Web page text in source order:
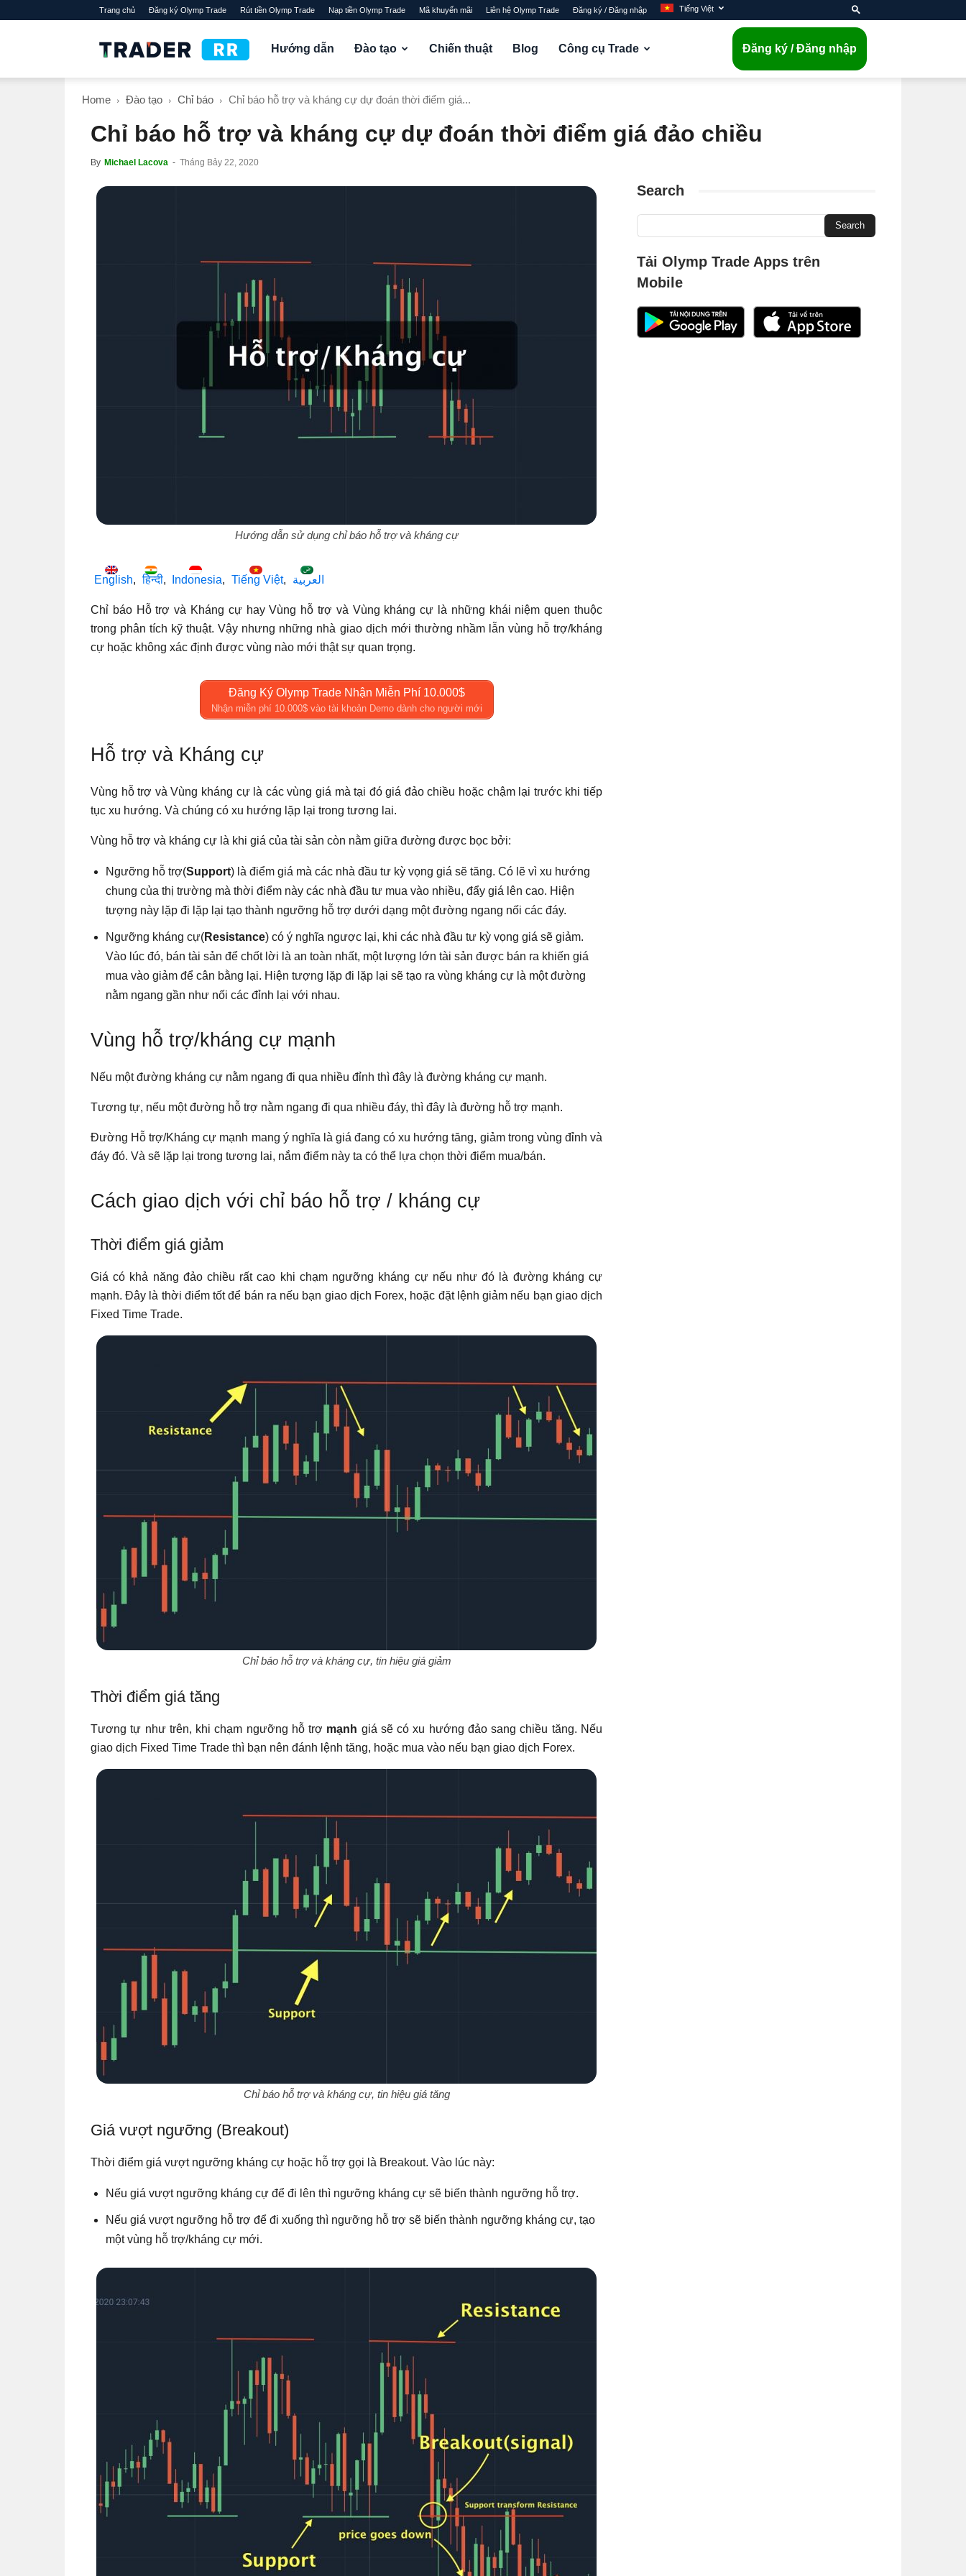
Trang chủ Đăng ký Olymp Trade Rút tiền Olymp Trade Nạp tiền Olymp Trade Mã khuyến mãi Liên hệ Olymp Trade Đăng ký / Đăng nhập Tiếng Việt
TraderRRHướng dẫn Đào tạo Chiến thuật Blog Công cụ Trade Đăng ký / Đăng nhập
Home Đào tạo Chỉ báo Chỉ báo hỗ trợ và kháng cự dự đoán thời điểm giá...
Chỉ báo hỗ trợ và kháng cự dự đoán thời điểm giá đảo chiều
By Michael Lacova - Tháng Bảy 22, 2020
Hướng dẫn sử dụng chỉ báo hỗ trợ và kháng cự
English हिन्दी Indonesia Tiếng Việt العربية
Chỉ báo Hỗ trợ và Kháng cự hay Vùng hỗ trợ và Vùng kháng cự là những khái niệm quen thuộc
trong phân tích kỹ thuật. Vậy nhưng những nhà giao dịch mới thường nhầm lẫn vùng hỗ trợ/kháng
cự hoặc không xác định được vùng nào mới thật sự quan trọng.
Đăng Ký Olymp Trade Nhận Miễn Phí 10.000$
Nhận miễn phí 10.000$ vào tài khoản Demo dành cho người mới
Hỗ trợ và Kháng cự
Vùng hỗ trợ và Vùng kháng cự là các vùng giá mà tại đó giá đảo chiều hoặc chậm lại trước khi tiếp
tục xu hướng. Và chúng có xu hướng lặp lại trong tương lai.
Vùng hỗ trợ và kháng cự là khi giá của tài sản còn nằm giữa đường được bọc bởi:
Ngưỡng hỗ trợ(Support) là điểm giá mà các nhà đầu tư kỳ vọng giá sẽ tăng. Có lẽ vì xu hướng
chung của thị trường mà thời điểm này các nhà đầu tư mua vào nhiều, đẩy giá lên cao. Hiện
tượng này lặp đi lặp lại tạo thành ngưỡng hỗ trợ dưới dạng một đường ngang nối các đáy.
Ngưỡng kháng cự(Resistance) có ý nghĩa ngược lại, khi các nhà đầu tư kỳ vọng giá sẽ giảm.
Vào lúc đó, bán tài sản để chốt lời là an toàn nhất, một lượng lớn tài sản được bán ra khiến giá
mua vào giảm để cân bằng lại. Hiện tượng lặp đi lặp lại sẽ tạo ra vùng kháng cự là một đường
nằm ngang gần như nối các đỉnh lại với nhau.
Vùng hỗ trợ/kháng cự mạnh
Nếu một đường kháng cự nằm ngang đi qua nhiều đỉnh thì đây là đường kháng cự mạnh.
Tương tự, nếu một đường hỗ trợ nằm ngang đi qua nhiều đáy, thì đây là đường hỗ trợ mạnh.
Đường Hỗ trợ/Kháng cự mạnh mang ý nghĩa là giá đang có xu hướng tăng, giảm trong vùng đỉnh và
đáy đó. Và sẽ lặp lại trong tương lai, nắm điểm này ta có thể lựa chọn thời điểm mua/bán.
Cách giao dịch với chỉ báo hỗ trợ / kháng cự
Thời điểm giá giảm
Giá có khả năng đảo chiều rất cao khi chạm ngưỡng kháng cự nếu như đó là đường kháng cự
mạnh. Đây là thời điểm tốt để bán ra nếu bạn giao dịch Forex, hoặc đặt lệnh giảm nếu bạn giao dịch
Fixed Time Trade.
Chỉ báo hỗ trợ và kháng cự, tin hiệu giá giảm
Thời điểm giá tăng
Tương tự như trên, khi chạm ngưỡng hỗ trợ mạnh giá sẽ có xu hướng đảo sang chiều tăng. Nếu
giao dịch Fixed Time Trade thì bạn nên đánh lệnh tăng, hoặc mua vào nếu bạn giao dịch Forex.
Chỉ báo hỗ trợ và kháng cự, tin hiệu giá tăng
Giá vượt ngưỡng (Breakout)
Thời điểm giá vượt ngưỡng kháng cự hoặc hỗ trợ gọi là Breakout. Vào lúc này:
Nếu giá vượt ngưỡng kháng cự để đi lên thì ngưỡng kháng cự sẽ biến thành ngưỡng hỗ trợ.
Nếu giá vượt ngưỡng hỗ trợ để đi xuống thì ngưỡng hỗ trợ sẽ biến thành ngưỡng kháng cự, tạo
một vùng hỗ trợ/kháng cự mới.
Search
Tải Olymp Trade Apps trên
Mobile